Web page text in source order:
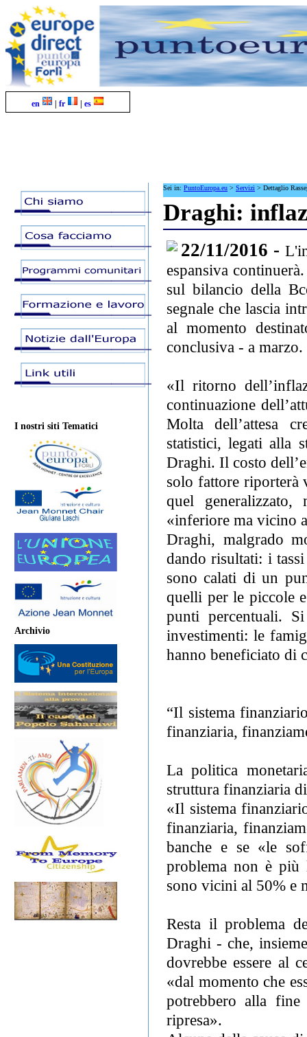
en | fr | es
I nostri siti Tematici
Archivio
Sei in: PuntoEuropa.eu > Servizi > Dettaglio
Draghi:
22/11/2016 -
espansiva
sul bilancio della
segnale che lascia
al momento
conclusiva - a marzo.
«Il ritorno
continuazione
Molta dell’attesa
statistici, legati alla
Draghi. Il costo
solo fattore riporterà
quel
«inferiore ma vicino
Draghi, malgrado
dando risultati: i
sono calati di un
quelli per le piccole
punti percentuali.
investimenti: le
hanno beneficiato di
“Il sistema
finanziaria,
La politica
struttura finanziaria
«Il sistema
finanziaria,
banche e se «le
problema non è
sono vicini al 50% e
Resta il problema
Draghi - che,
dovrebbe essere al
«dal momento che
potrebbero alla
ripresa».